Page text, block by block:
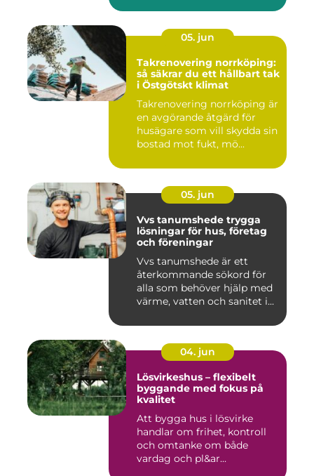
05. jun
Takrenovering norrköping:
så säkrar du ett hållbart tak
i Östgötskt klimat
Takrenovering norrköping är
en avgörande åtgärd för
husägare som vill skydda sin
bostad mot fukt, mö...
05. jun
Vvs tanumshede trygga
lösningar för hus, företag
och föreningar
Vvs tanumshede är ett
återkommande sökord för
alla som behöver hjälp med
värme, vatten och sanitet i...
04. jun
Lösvirkeshus – flexibelt
byggande med fokus på
kvalitet
Att bygga hus i lösvirke
handlar om frihet, kontroll
och omtanke om både
vardag och pl&ar...